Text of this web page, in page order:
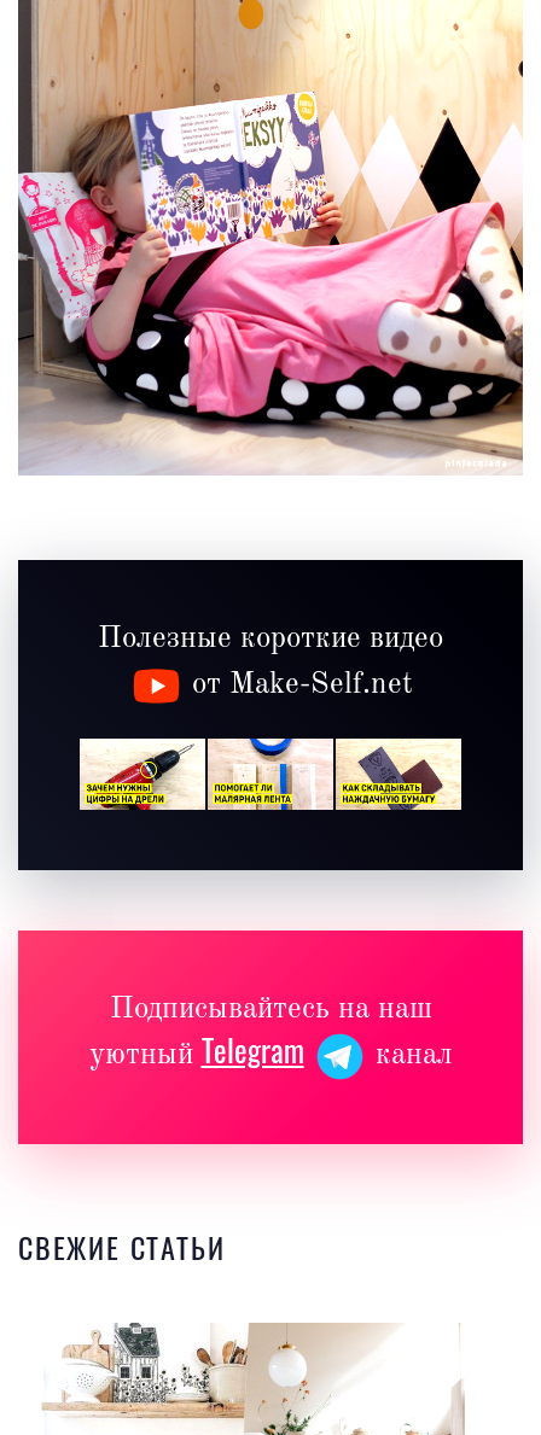
Полезные короткие видео
от Make-Self.net
Подписывайтесь на наш
уютный Telegram канал
СВЕЖИЕ СТАТЬИ